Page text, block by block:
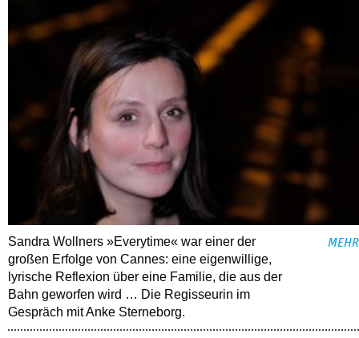
Sandra Wollners »Everytime« war einer der
großen Erfolge von Cannes: eine eigenwillige,
lyrische Reflexion über eine ­Familie, die aus der
Bahn geworfen wird … Die Regisseurin im
Gespräch mit Anke Sterneborg.
MEHR